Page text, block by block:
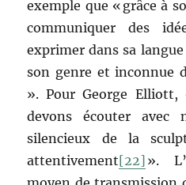
exemple que « grâce à
communiquer des
exprimer dans sa
son genre et inconnue
». Pour George Elliott,
devons écouter avec
silencieux de la
attentivement[22] ».